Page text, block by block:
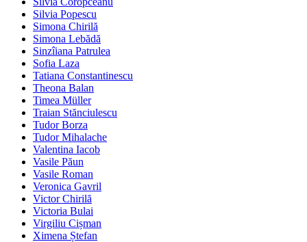
Silvia Popescu
Simona Chirilă
Simona Lebădă
Sinzîiana Patrulea
Sofia Laza
Tatiana Constantinescu
Theona Balan
Timea Müller
Traian Stănciulescu
Tudor Borza
Tudor Mihalache
Valentina Iacob
Vasile Păun
Vasile Roman
Veronica Gavril
Victor Chirilă
Victoria Bulai
Virgiliu Cișman
Ximena Ștefan